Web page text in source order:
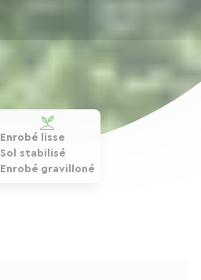
Enrobé lisse
Sol stabilisé
Enrobé gravilloné